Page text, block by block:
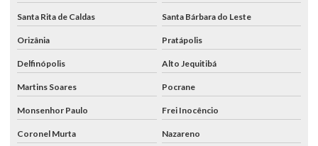
Santa Rita de Caldas Santa Bárbara do Leste
Orizânia Pratápolis
Delfinópolis Alto Jequitibá
Martins Soares Pocrane
Monsenhor Paulo Frei Inocêncio
Coronel Murta Nazareno